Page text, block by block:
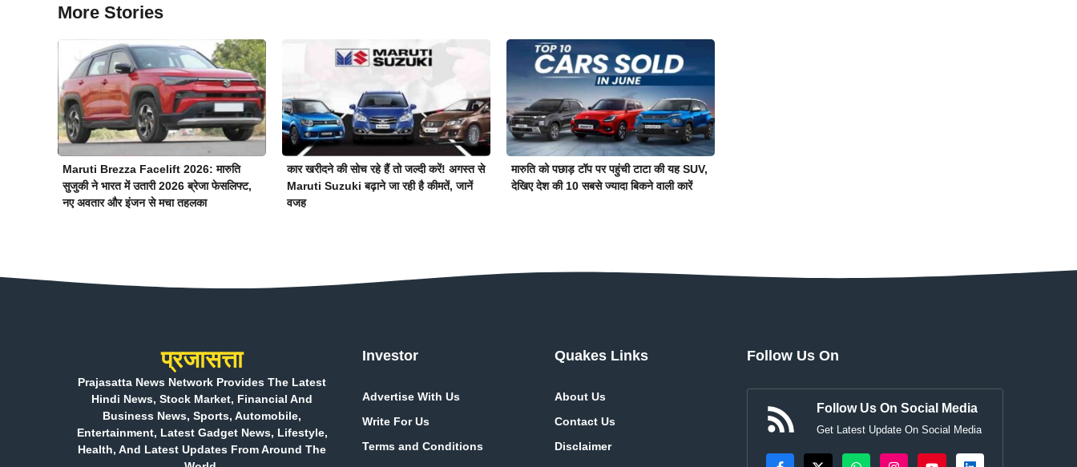
More Stories
Maruti Brezza Facelift 2026: मारुति
सुजुकी ने भारत में उतारी 2026 ब्रेजा फेसलिफ्ट,
नए अवतार और इंजन से मचा तहलका
कार खरीदने की सोच रहे हैं तो जल्दी करें! अगस्त से
Maruti Suzuki बढ़ाने जा रही है कीमतें, जानें
वजह
मारुति को पछाड़ टॉप पर पहुंची टाटा की यह SUV,
देखिए देश की 10 सबसे ज्यादा बिकने वाली कारें
प्रजासत्ता
Prajasatta News Network Provides The Latest
Hindi News, Stock Market, Financial And
Business News, Sports, Automobile,
Entertainment, Latest Gadget News, Lifestyle,
Health, And Latest Updates From Around The
Investor
Advertise With Us
Write For Us
Terms and Conditions
Quakes Links
About Us
Contact Us
Disclaimer
Follow Us On
Follow Us On Social Media
Get Latest Update On Social Media